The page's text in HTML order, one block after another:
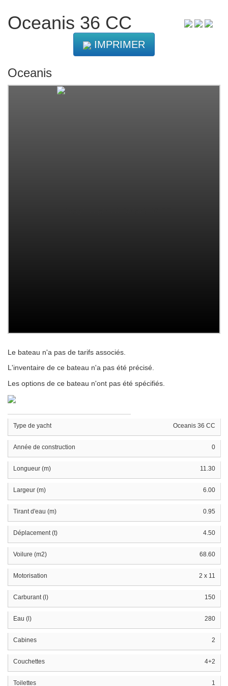
Oceanis 36 CC
IMPRIMER
Oceanis
Le bateau n'a pas de tarifs associés.
L'inventaire de ce bateau n'a pas été précisé.
Les options de ce bateau n'ont pas été spécifiés.
Type de yacht Oceanis 36 CC
Année de construction 0
Longueur (m) 11.30
Largeur (m) 6.00
Tirant d'eau (m) 0.95
Déplacement (t) 4.50
Voilure (m2) 68.60
Motorisation 2 x 11
Carburant (l) 150
Eau (l) 280
Cabines 2
Couchettes 4+2
Toilettes 1